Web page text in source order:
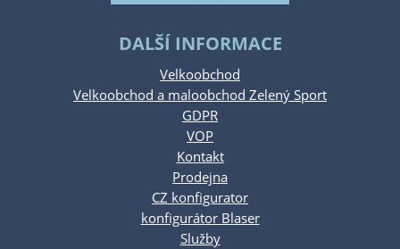
DALŠÍ INFORMACE
Velkoobchod
Velkoobchod a maloobchod Zelený Sport
GDPR
VOP
Kontakt
Prodejna
CZ konfigurator
konfigurátor Blaser
Služby